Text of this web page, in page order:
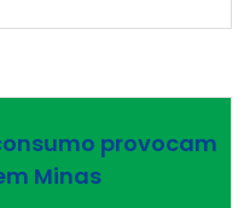
provocam
Minas